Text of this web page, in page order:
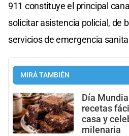
911 constituye el principal
solicitar asistencia policial, de
servicios de emergencia
MIRÁ TAMBIÉN
Día
recetas
casa y
milenaria